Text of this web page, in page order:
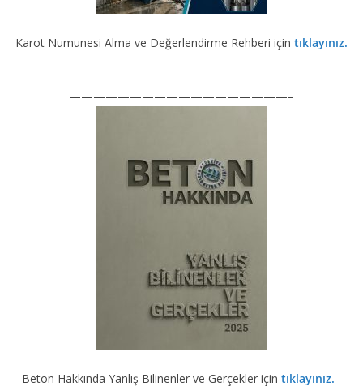
Karot Numunesi Alma ve Değerlendirme Rehberi için tıklayınız.
——————————————————–
Beton Hakkında Yanlış Bilinenler ve Gerçekler için tıklayınız.